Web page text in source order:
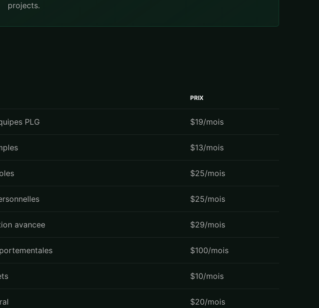
projects.
PRIX
PLG $19/mois
$13/mois
$25/mois
$25/mois
avancee $29/mois
$100/mois
$10/mois
$20/mois